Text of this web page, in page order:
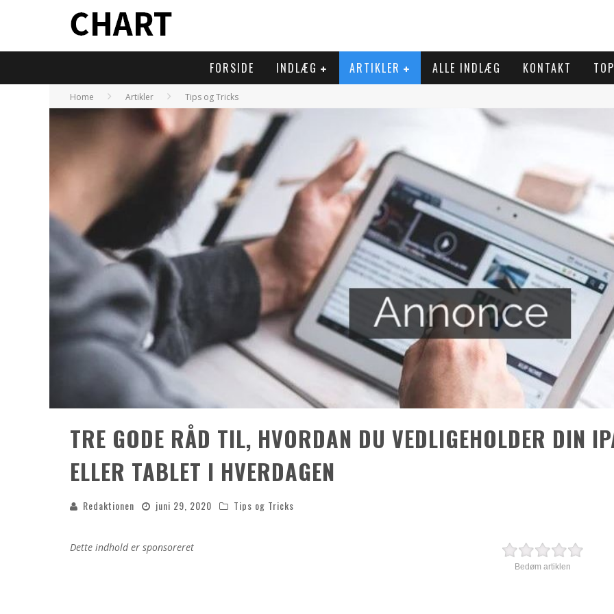
FORSIDE INDLÆG ARTIKLER ALLE INDLÆG KONTAKT
Home Artikler Tips og Tricks
TRE GODE RÅD TIL, HVORDAN DU VEDLIGEHOLDER DIN
ELLER TABLET I HVERDAGEN
Redaktionen juni 29, 2020 Tips og Tricks
Bedøm artiklen
Dette indhold er sponsoreret